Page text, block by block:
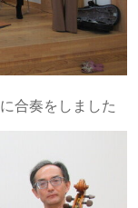
合奏をしました